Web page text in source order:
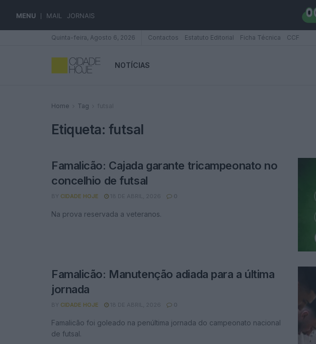
MENU MAIL JORNAIS
Quinta-feira, Agosto 6, 2026 Contactos Estatuto Editorial Ficha Técnica CCF
NOTÍCIAS
Home Tag futsal
Etiqueta: futsal
Famalicão: Cajada garante tricampeonato no
concelhio de futsal
BY CIDADE HOJE 18 DE ABRIL, 2026 0
Na prova reservada a veteranos.
Famalicão: Manutenção adiada para a última
jornada
BY CIDADE HOJE 18 DE ABRIL, 2026 0
Famalicão foi goleado na penúltima jornada do campeonato nacional
de futsal.